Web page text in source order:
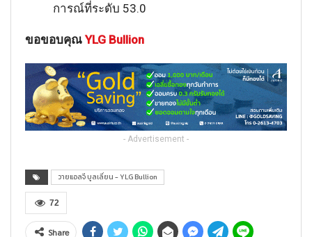
การณ์ที่ระดับ 53.0
ขอขอบคุณ YLG Bullion
- Advertisement -
วายแอลจี บูลเลี่ยน - YLG Bullion
72
Share